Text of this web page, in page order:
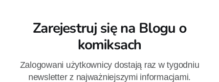
Zarejestruj się na Blogu o
komiksach
Zalogowani użytkownicy dostają raz w tygodniu
newsletter z najważniejszymi informacjami.